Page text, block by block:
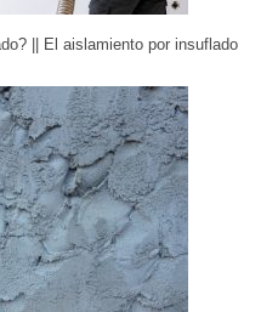
|| El aislamiento por insuflado